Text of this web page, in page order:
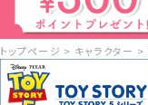
トップページ キャラクター